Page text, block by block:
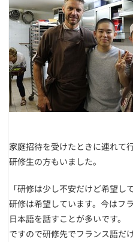
家庭招待を受けたときに連れて
研修生の方もいました。
「研修は少し不安だけど希望し
研修は希望しています。今はフ
日本語を話すことが多いです。
ですので研修先でフランス語だ